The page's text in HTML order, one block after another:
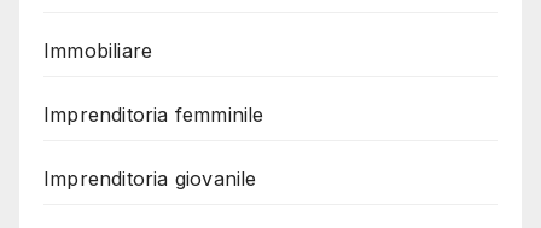
Immobiliare
Imprenditoria femminile
Imprenditoria giovanile